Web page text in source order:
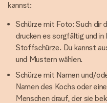
kannst:
Schürze mit Foto: Such dir
drucken es sorgfältig und
Stoffschürze. Du kannst
und Mustern wählen.
Schürze mit Namen und/
Namen des Kochs oder
Menschen drauf, der sie